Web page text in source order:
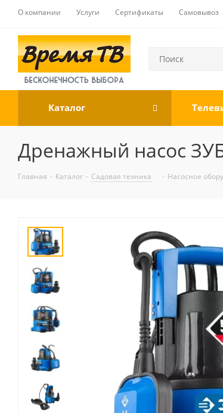
О компании Услуги Сертификаты Самовывоз
Каталог
Дренажный насос
Главная - Каталог - Садовая техника - Насосное